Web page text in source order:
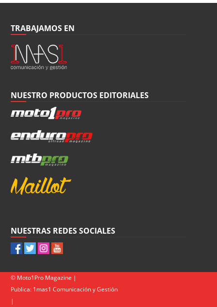
TRABAJAMOS EN
NUESTRO PRODUCTOS EDITORIALES
NUESTRAS REDES SOCIALES
© Moto1Pro Magazine |
Publica: 1mas1 Comunicación y Gestión
|